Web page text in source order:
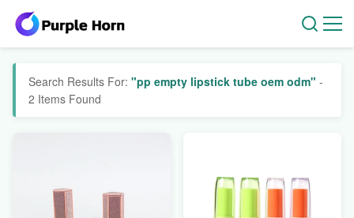
Search Results For: "pp empty lipstick tube oem odm" -
2 Items Found